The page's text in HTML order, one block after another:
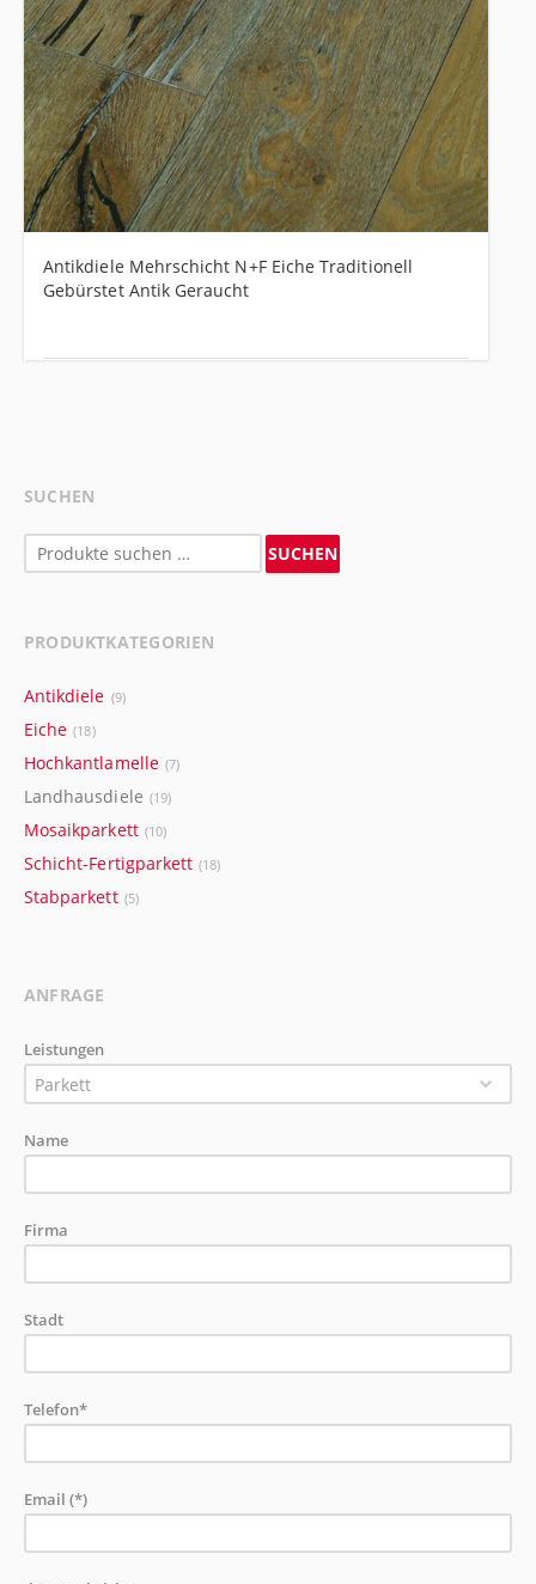
Antikdiele Mehrschicht N+F Eiche Traditionell
Gebürstet Antik Geraucht
SUCHEN
Suchen
nach:
SUCHEN
PRODUKTKATEGORIEN
Antikdiele (9)
Eiche (18)
Hochkantlamelle (7)
Landhausdiele (19)
Mosaikparkett (10)
Schicht-Fertigparkett (18)
Stabparkett (5)
ANFRAGE
Leistungen
Parkett
Name
Firma
Stadt
Telefon*
Email (*)